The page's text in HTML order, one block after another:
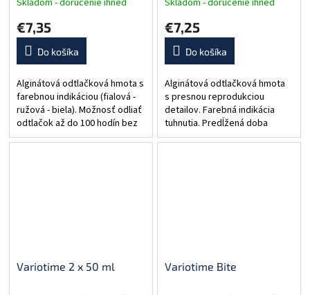
€7,35
Do košíka
Alginátová odtlačková hmota s
farebnou indikáciou (fialová -
ružová - biela). Možnosť odliať
odtlačok až do 100 hodín bez
významných zmien tvaru.
€7,25
Do košíka
Alginátová odtlačková hmota
s presnou reprodukciou
detailov. Farebná indikácia
tuhnutia. Predĺžená doba
odliatia sádrou - do 120 h.
Variotime 2 x 50 ml Variotime Bite